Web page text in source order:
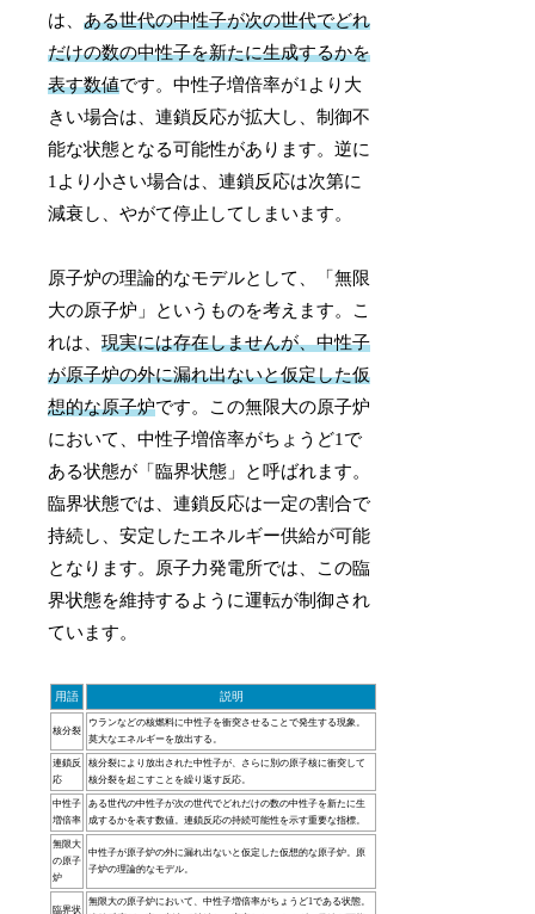
は、ある世代の中性子が次の世代でどれ
だけの数の中性子を新たに生成するかを
表す数値です。中性子増倍率が1より大
きい場合は、連鎖反応が拡大し、制御不
能な状態となる可能性があります。逆に
1より小さい場合は、連鎖反応は次第に
減衰し、やがて停止してしまいます。
原子炉の理論的なモデルとして、「無限
大の原子炉」というものを考えます。こ
れは、現実には存在しませんが、中性子
が原子炉の外に漏れ出ないと仮定した仮
想的な原子炉です。この無限大の原子炉
において、中性子増倍率がちょうど1で
ある状態が「臨界状態」と呼ばれます。
臨界状態では、連鎖反応は一定の割合で
持続し、安定したエネルギー供給が可能
となります。原子力発電所では、この臨
界状態を維持するように運転が制御され
ています。
用語 説明
核分裂
ウランなどの核燃料に中性子を衝突させることで発生する現象。
莫大なエネルギーを放出する。
連鎖反
応
核分裂により放出された中性子が、さらに別の原子核に衝突して
核分裂を起こすことを繰り返す反応。
中性子
増倍率
ある世代の中性子が次の世代でどれだけの数の中性子を新たに生
成するかを表す数値。連鎖反応の持続可能性を示す重要な指標。
無限大
の原子
炉
中性子が原子炉の外に漏れ出ないと仮定した仮想的な原子炉。原
子炉の理論的なモデル。
臨界状
無限大の原子炉において、中性子増倍率がちょうど1である状態。